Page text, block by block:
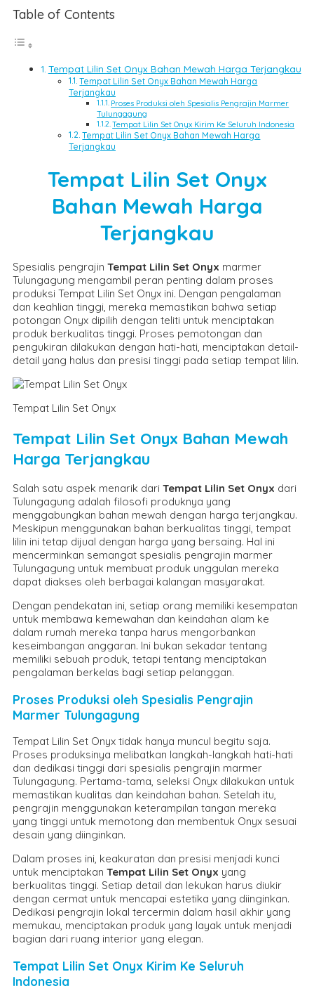
Table of Contents
Tempat Lilin Set Onyx Bahan Mewah Harga Terjangkau
Tempat Lilin Set Onyx Bahan Mewah Harga
Terjangkau
Proses Produksi oleh Spesialis Pengrajin Marmer
Tulungagung
Tempat Lilin Set Onyx Kirim Ke Seluruh Indonesia
Tempat Lilin Set Onyx Bahan Mewah Harga
Terjangkau
Tempat Lilin Set Onyx
Bahan Mewah Harga
Terjangkau
Spesialis pengrajin Tempat Lilin Set Onyx marmer
Tulungagung mengambil peran penting dalam proses
produksi Tempat Lilin Set Onyx ini. Dengan pengalaman
dan keahlian tinggi, mereka memastikan bahwa setiap
potongan Onyx dipilih dengan teliti untuk menciptakan
produk berkualitas tinggi. Proses pemotongan dan
pengukiran dilakukan dengan hati-hati, menciptakan detail-
detail yang halus dan presisi tinggi pada setiap tempat lilin.
Tempat Lilin Set Onyx
Tempat Lilin Set Onyx Bahan Mewah
Harga Terjangkau
Salah satu aspek menarik dari Tempat Lilin Set Onyx dari
Tulungagung adalah filosofi produknya yang
menggabungkan bahan mewah dengan harga terjangkau.
Meskipun menggunakan bahan berkualitas tinggi, tempat
lilin ini tetap dijual dengan harga yang bersaing. Hal ini
mencerminkan semangat spesialis pengrajin marmer
Tulungagung untuk membuat produk unggulan mereka
dapat diakses oleh berbagai kalangan masyarakat.
Dengan pendekatan ini, setiap orang memiliki kesempatan
untuk membawa kemewahan dan keindahan alam ke
dalam rumah mereka tanpa harus mengorbankan
keseimbangan anggaran. Ini bukan sekadar tentang
memiliki sebuah produk, tetapi tentang menciptakan
pengalaman berkelas bagi setiap pelanggan.
Proses Produksi oleh Spesialis Pengrajin
Marmer Tulungagung
Tempat Lilin Set Onyx tidak hanya muncul begitu saja.
Proses produksinya melibatkan langkah-langkah hati-hati
dan dedikasi tinggi dari spesialis pengrajin marmer
Tulungagung. Pertama-tama, seleksi Onyx dilakukan untuk
memastikan kualitas dan keindahan bahan. Setelah itu,
pengrajin menggunakan keterampilan tangan mereka
yang tinggi untuk memotong dan membentuk Onyx sesuai
desain yang diinginkan.
Dalam proses ini, keakuratan dan presisi menjadi kunci
untuk menciptakan Tempat Lilin Set Onyx yang
berkualitas tinggi. Setiap detail dan lekukan harus diukir
dengan cermat untuk mencapai estetika yang diinginkan.
Dedikasi pengrajin lokal tercermin dalam hasil akhir yang
memukau, menciptakan produk yang layak untuk menjadi
bagian dari ruang interior yang elegan.
Tempat Lilin Set Onyx Kirim Ke Seluruh
Indonesia